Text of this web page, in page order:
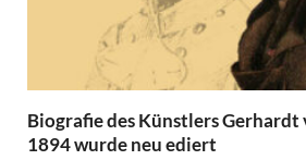
Biografie des Künstlers Gerhardt
1894 wurde neu ediert